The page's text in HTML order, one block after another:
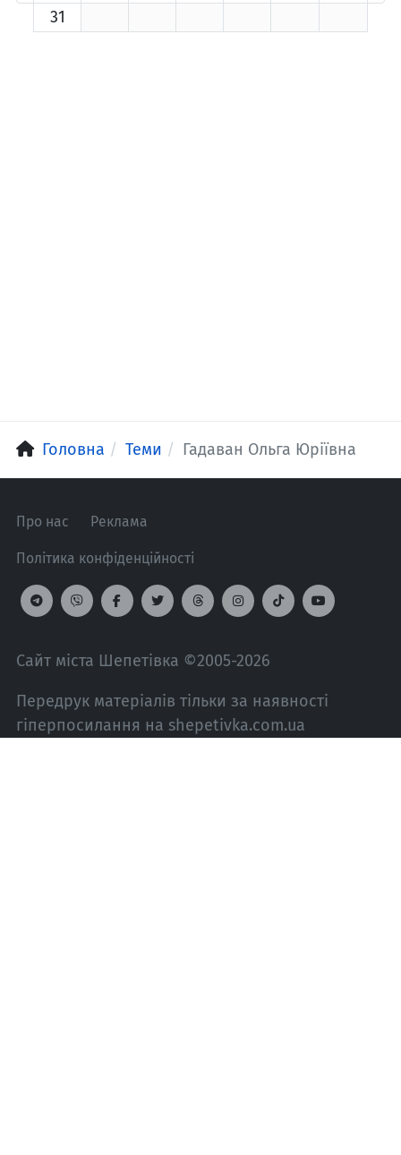
31
Головна Теми Гадаван Ольга Юріївна
Про нас Реклама
Політика конфіденційності
Сайт міста Шепетівка ©2005-2026
Передрук матеріалів тільки за наявності
гіперпосилання на shepetivka.com.ua